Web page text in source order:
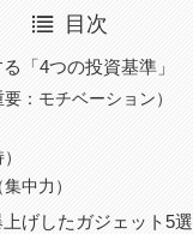
目次
「4つの投資基準」
：モチベーション）
中力）
げしたガジェット5選